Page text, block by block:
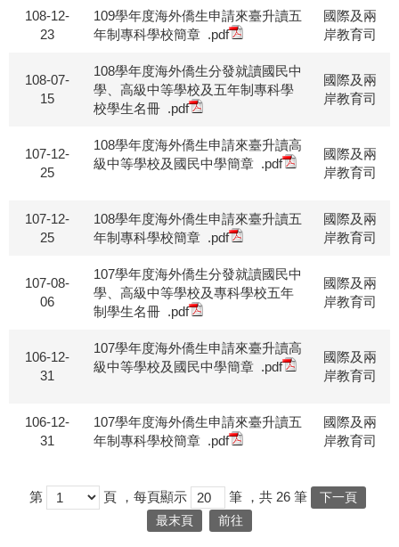
108-12-
23
109學年度海外僑生申請來臺升讀五
年制專科學校簡章 .pdf
國際及兩
岸教育司
108-07-
15
108學年度海外僑生分發就讀國民中
學、高級中等學校及五年制專科學
校學生名冊 .pdf
國際及兩
岸教育司
107-12-
25
108學年度海外僑生申請來臺升讀高
級中等學校及國民中學簡章 .pdf
國際及兩
岸教育司
107-12-
25
108學年度海外僑生申請來臺升讀五
年制專科學校簡章 .pdf
國際及兩
岸教育司
107-08-
06
107學年度海外僑生分發就讀國民中
學、高級中等學校及專科學校五年
制學生名冊 .pdf
國際及兩
岸教育司
106-12-
31
107學年度海外僑生申請來臺升讀高
級中等學校及國民中學簡章 .pdf
國際及兩
岸教育司
106-12-
31
107學年度海外僑生申請來臺升讀五
年制專科學校簡章 .pdf
國際及兩
岸教育司
第 頁 ，每頁顯示 筆 ，共 26 筆
下一頁
最末頁
前往